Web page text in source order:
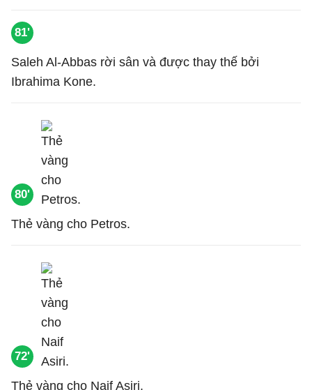
81'
Saleh Al-Abbas rời sân và được thay thế bởi
Ibrahima Kone.
80'
Thẻ vàng cho Petros.
72'
Thẻ vàng cho Naif Asiri.